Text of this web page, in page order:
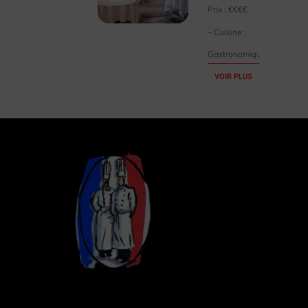
Prix :€€€€
– Cuisine :
Gastronomique
VOIR PLUS